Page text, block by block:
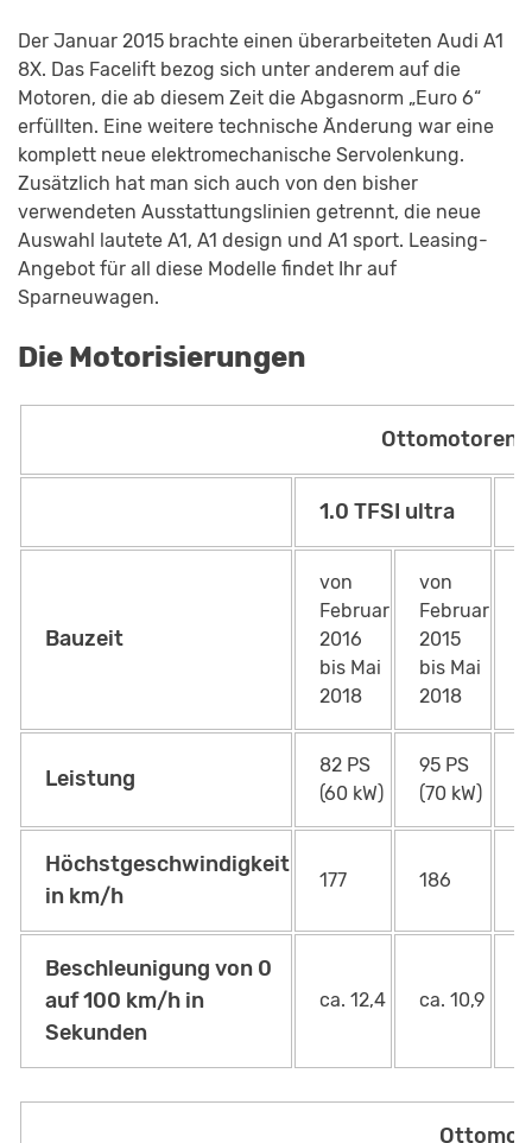
Der Januar 2015 brachte einen überarbeiteten Audi A1
8X. Das Facelift bezog sich unter anderem auf die
Motoren, die ab diesem Zeit die Abgasnorm „Euro 6“
erfüllten. Eine weitere technische Änderung war eine
komplett neue elektromechanische Servolenkung.
Zusätzlich hat man sich auch von den bisher
verwendeten Ausstattungslinien getrennt, die neue
Auswahl lautete A1, A1 design und A1 sport. Leasing-
Angebot für all diese Modelle findet Ihr auf
Sparneuwagen.
Die Motorisierungen
Ottomotoren
1.0 TFSI ultra
Bauzeit
von
Februar
2016
bis Mai
2018
von
Februar
2015
bis Mai
2018
Leistung
82 PS
(60 kW)
95 PS
(70 kW)
Höchstgeschwindigkeit
in km/h
177 186
Beschleunigung von 0
auf 100 km/h in
Sekunden
ca. 12,4 ca. 10,9